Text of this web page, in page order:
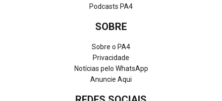
Podcasts PA4
SOBRE
Sobre o PA4
Privacidade
Notícias pelo WhatsApp
Anuncie Aqui